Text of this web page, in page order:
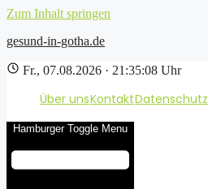
Zum Inhalt springen
gesund-in-gotha.de
Fr., 07.08.2026 · 21:35:09 Uhr
Über unsKontaktDatenschutz
Hamburger Toggle Menu